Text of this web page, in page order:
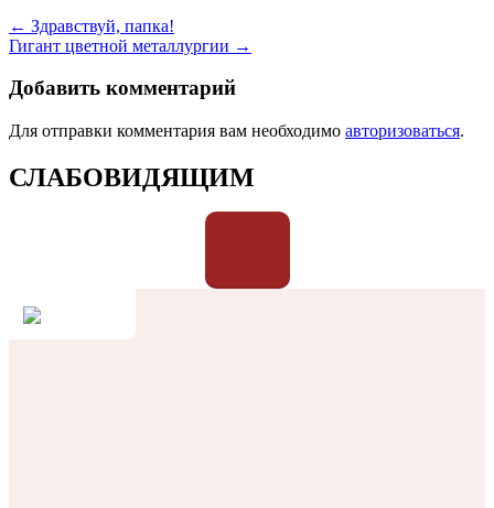
← Здравствуй, папка!
Гигант цветной металлургии →
Добавить комментарий
Для отправки комментария вам необходимо авторизоваться.
СЛАБОВИДЯЩИМ